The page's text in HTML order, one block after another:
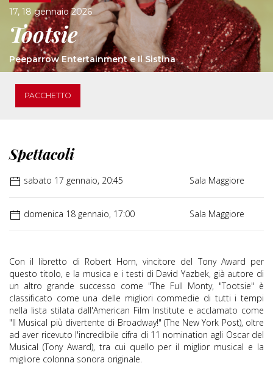
17, 18 gennaio 2026
Tootsie
Peeparrow Entertainment e Il Sistina
PACCHETTO
Spettacoli
sabato 17 gennaio, 20:45 Sala Maggiore
domenica 18 gennaio, 17:00 Sala Maggiore
Con il libretto di Robert Horn, vincitore del Tony Award per
questo titolo, e la musica e i testi di David Yazbek, già autore di
un altro grande successo come "The Full Monty, "Tootsie" è
classificato come una delle migliori commedie di tutti i tempi
nella lista stilata dall'American Film Institute e acclamato come
"Il Musical più divertente di Broadway!" (The New York Post), oltre
ad aver ricevuto l'incredibile cifra di 11 nomination agli Oscar del
Musical (Tony Award), tra cui quello per il miglior musical e la
migliore colonna sonora originale.